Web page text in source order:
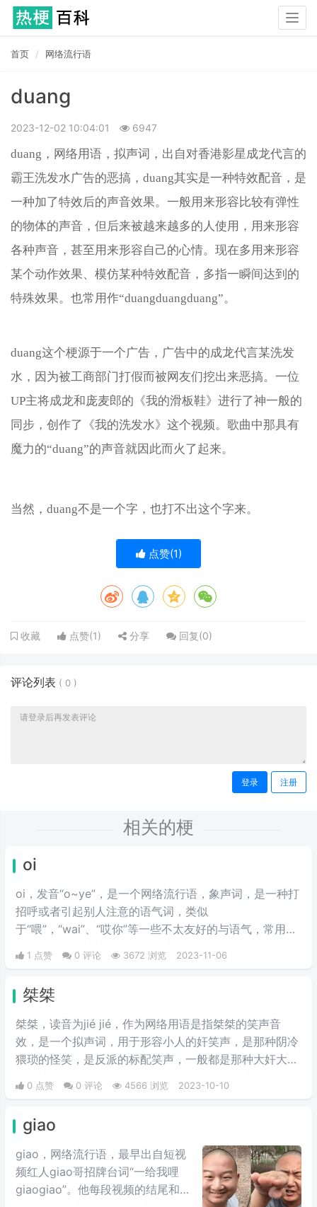
首页 网络流行语
duang
2023-12-02 10:04:01 6947
duang，网络用语，拟声词，出自对香港影星成龙代言的
霸王洗发水广告的恶搞，duang其实是一种特效配音，是
一种加了特效后的声音效果。一般用来形容比较有弹性
的物体的声音，但后来被越来越多的人使用，用来形容
各种声音，甚至用来形容自己的心情。现在多用来形容
某个动作效果、模仿某种特效配音，多指一瞬间达到的
特殊效果。也常用作“duangduangduang”。
duang这个梗源于一个广告，广告中的成龙代言某洗发
水，因为被工商部门打假而被网友们挖出来恶搞。一位
UP主将成龙和庞麦郎的《我的滑板鞋》进行了神一般的
同步，创作了《我的洗发水》这个视频。歌曲中那具有
魔力的“duang”的声音就因此而火了起来。
当然，duang不是一个字，也打不出这个字来。
点赞(1)
收藏 点赞(1) 分享 回复(0)
评论列表 ( 0 )
登录 注册
相关的梗
oi
oi，发音“o~ye”，是一个网络流行语，象声词，是一种打
招呼或者引起别人注意的语气词，类似
于“喂”，“wai”、“哎你”等一些不太友好的与语气，常用于
1 点赞 0 评论 3672 浏览 2023-11-06
桀桀
桀桀，读音为jié jié，作为网络用语是指桀桀的笑声音
效，是一个拟声词，用于形容小人的奸笑声，是那种阴冷
猥琐的怪笑，是反派的标配笑声，一般都是那种大奸大恶
也会发“桀桀桀​”表示奸笑。
0 点赞 0 评论 4566 浏览 2023-10-10
giao
giao，网络流行语，最早出自短视
频红人giao哥招牌台词“一给我哩
giaogiao”。他每段视频的结尾和中